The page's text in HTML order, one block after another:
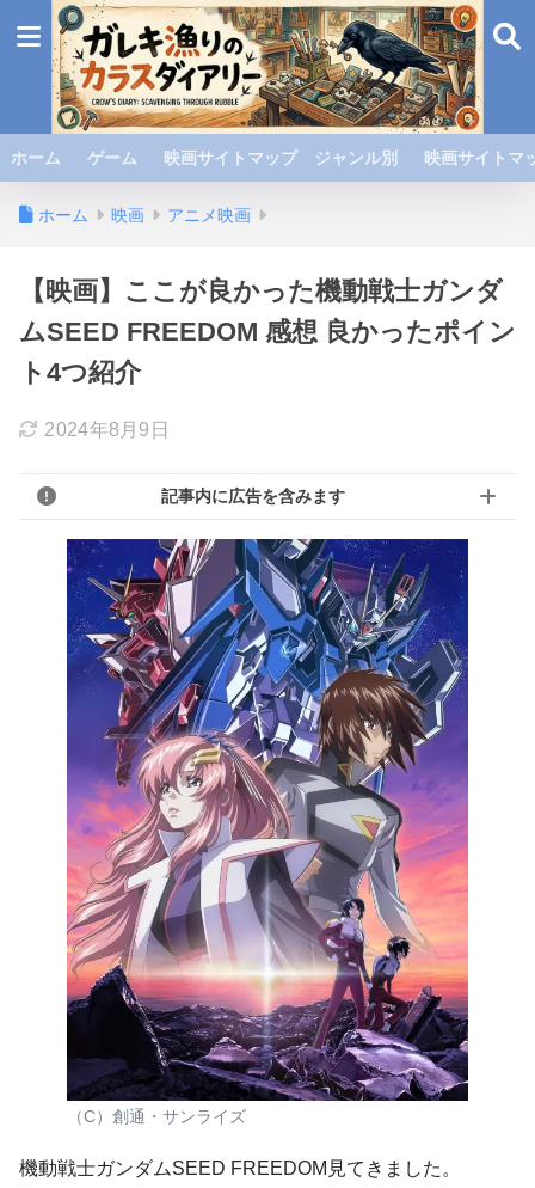
ホーム ゲーム 映画サイトマップ ジャンル別 映画サイト
ホーム 映画 アニメ映画
【映画】ここが良かった機動戦士ガンダ
ムSEED FREEDOM 感想 良かったポイン
ト4つ紹介
2024年8月9日
記事内に広告を含みます
（C）創通・サンライズ
機動戦士ガンダムSEED FREEDOM見てきました。